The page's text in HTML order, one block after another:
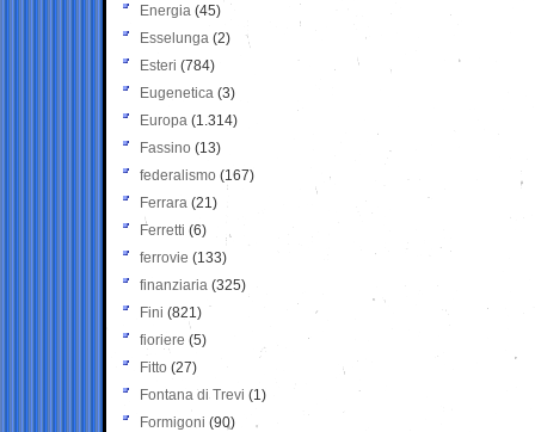
Energia (45)
Esselunga (2)
Esteri (784)
Eugenetica (3)
Europa (1.314)
Fassino (13)
federalismo (167)
Ferrara (21)
Ferretti (6)
ferrovie (133)
finanziaria (325)
Fini (821)
fioriere (5)
Fitto (27)
Fontana di Trevi (1)
Formigoni (90)